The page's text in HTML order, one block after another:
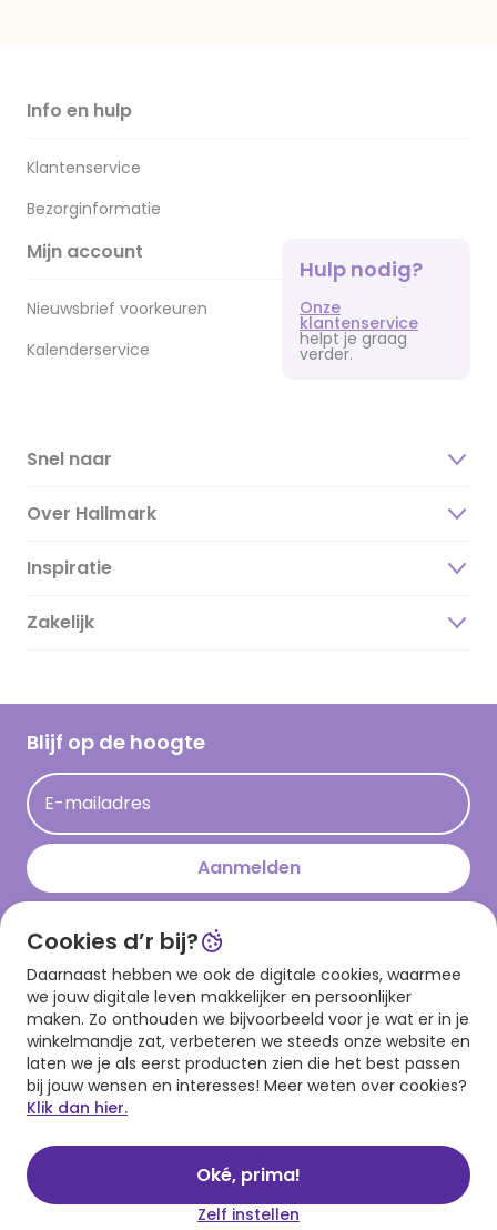
Info en hulp
Klantenservice
Bezorginformatie
Mijn account
Nieuwsbrief voorkeuren
Kalenderservice
Hulp nodig?
Onze
klantenservice
helpt je graag
verder.
Snel naar
Over Hallmark
Over ons
Duurzaamheid
Hallmark Kaartclub
Acties
Persberichten
Hallmark en Kinderpostzegels
Inspiratie
Magazine
Cadeau inspiratie
Kaartinspiratie
Zakelijk
Blijf op de hoogte
E-mailadres
Aanmelden
Download onze app
Cookies d’r bij?
Daarnaast hebben we ook de digitale cookies, waarmee
we jouw digitale leven makkelijker en persoonlijker
maken. Zo onthouden we bijvoorbeeld voor je wat er in je
winkelmandje zat, verbeteren we steeds onze website en
laten we je als eerst producten zien die het best passen
bij jouw wensen en interesses! Meer weten over cookies?
Klik dan hier.
Oké, prima!
Zelf instellen